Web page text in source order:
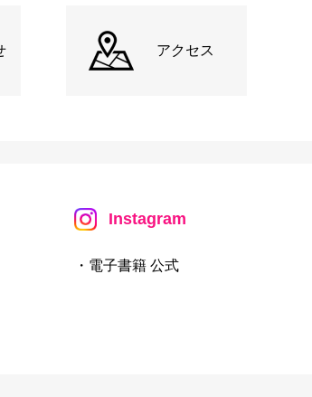
アクセス
Instagram
・電子書籍 公式